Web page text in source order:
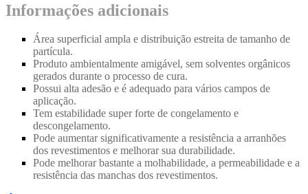
Informações adicionais
Área superficial ampla e distribuição estreita de tamanho de
partícula.
Produto ambientalmente amigável, sem solventes orgânicos
gerados durante o processo de cura.
Possui alta adesão e é adequado para vários campos de
aplicação.
Tem estabilidade super forte de congelamento e
descongelamento.
Pode aumentar significativamente a resistência a arranhões
dos revestimentos e melhorar sua durabilidade.
Pode melhorar bastante a molhabilidade, a permeabilidade e a
resistência das manchas dos revestimentos.